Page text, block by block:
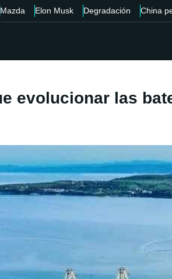
Mazda Elon Musk Degradación China
evolucionar las